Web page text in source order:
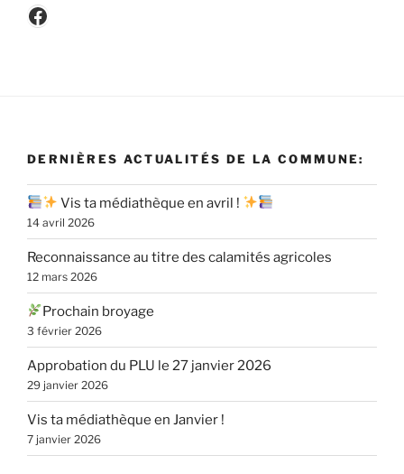
Facebook
DERNIÈRES ACTUALITÉS DE LA COMMUNE:
Vis ta médiathèque en avril !
14 avril 2026
Reconnaissance au titre des calamités agricoles
12 mars 2026
Prochain broyage
3 février 2026
Approbation du PLU le 27 janvier 2026
29 janvier 2026
Vis ta médiathèque en Janvier !
7 janvier 2026